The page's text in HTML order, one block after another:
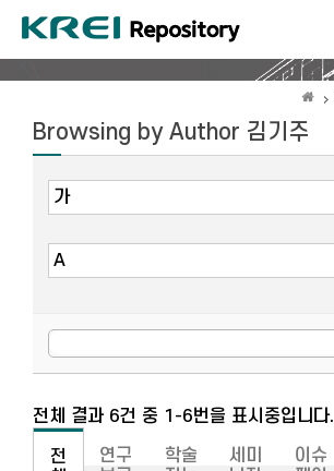
Browsing by Author 김기주
전체 결과 6건 중 1-6번을 표시중입니다.
전
연구
학술
세미
이슈